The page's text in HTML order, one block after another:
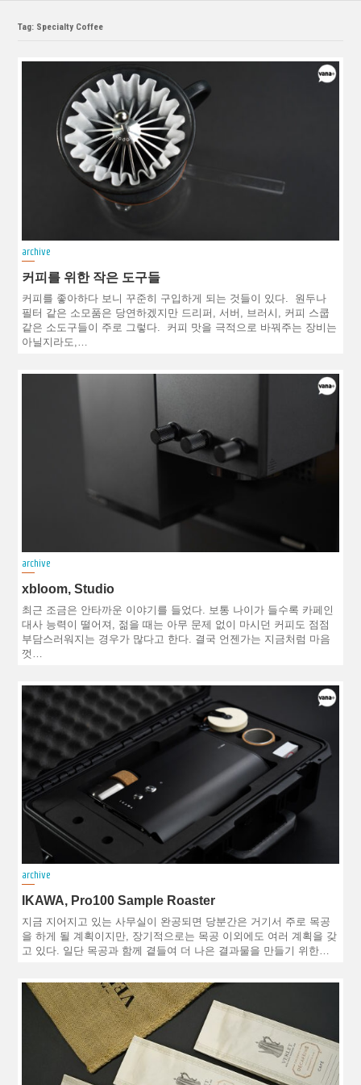
Tag: Specialty Coffee
archive
커피를 위한 작은 도구들
커피를 좋아하다 보니 꾸준히 구입하게 되는 것들이 있다. 원두나
필터 같은 소모품은 당연하겠지만 드리퍼, 서버, 브러시, 커피 스쿱
같은 소도구들이 주로 그렇다. 커피 맛을 극적으로 바꿔주는 장비는
아닐지라도,…
archive
xbloom, Studio
최근 조금은 안타까운 이야기를 들었다. 보통 나이가 들수록 카페인
대사 능력이 떨어져, 젊을 때는 아무 문제 없이 마시던 커피도 점점
부담스러워지는 경우가 많다고 한다. 결국 언젠가는 지금처럼 마음
껏…
archive
IKAWA, Pro100 Sample Roaster
지금 지어지고 있는 사무실이 완공되면 당분간은 거기서 주로 목공
을 하게 될 계획이지만, 장기적으로는 목공 이외에도 여러 계획을 갖
고 있다. 일단 목공과 함께 곁들여 더 나은 결과물을 만들기 위한…